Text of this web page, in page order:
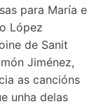
para María e
López
de Sanit
Jiménez,
as cancións
unha delas